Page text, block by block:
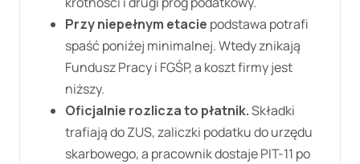
Przy niepełnym etacie podstawa potrafi
spaść poniżej minimalnej. Wtedy znikają
Fundusz Pracy i FGŚP, a koszt firmy jest
niższy.
Oficjalnie rozlicza to płatnik.Składki
trafiają do ZUS, zaliczki podatku do urzędu
skarbowego, a pracownik dostaje PIT-11 po